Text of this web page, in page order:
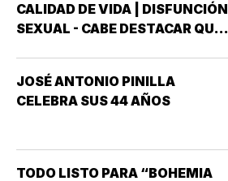
CALIDAD DE VIDA | DISFUNCIÓN
SEXUAL - CABE DESTACAR QUE
INTERÉS HA GENERADO PARA
LA INVESTIGACIÓN DE NUEVOS
DISFUNCIÓN ERÉCTIL
(INCAPACIDAD DE ALCANZAR
JOSÉ ANTONIO PINILLA
CELEBRA SUS 44 AÑOS
TODO LISTO PARA “BOHEMIA